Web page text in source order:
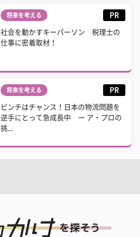
将来を考える PR
社会を動かすキーパーソン 税理士の
仕事に密着取材！
将来を考える PR
ピンチはチャンス！日本の物流問題を
逆手にとって急成長中 ー ア・プロの
挑...